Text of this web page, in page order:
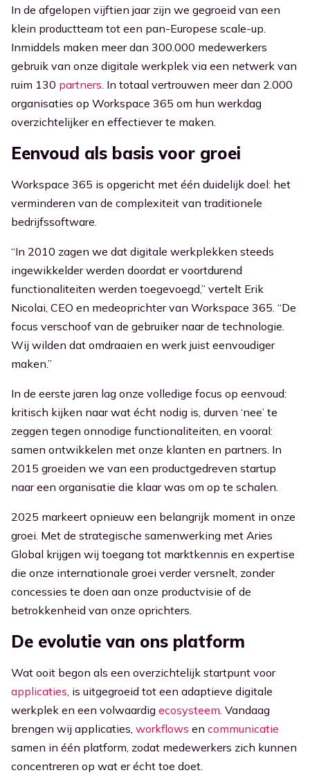
Ga naar Kennisbank
In de afgelopen vijftien jaar zijn we gegroeid van een
klein productteam tot een pan-Europese scale-up.
Inmiddels maken meer dan 300.000 medewerkers
gebruik van onze digitale werkplek via een netwerk van
ruim 130 partners. In totaal vertrouwen meer dan 2.000
organisaties op Workspace 365 om hun werkdag
overzichtelijker en effectiever te maken.
Eenvoud als basis voor groei
Workspace 365 is opgericht met één duidelijk doel: het
verminderen van de complexiteit van traditionele
bedrijfssoftware.
“In 2010 zagen we dat digitale werkplekken steeds
ingewikkelder werden doordat er voortdurend
functionaliteiten werden toegevoegd,” vertelt Erik
Nicolai, CEO en medeoprichter van Workspace 365. “De
focus verschoof van de gebruiker naar de technologie.
Wij wilden dat omdraaien en werk juist eenvoudiger
maken.”
In de eerste jaren lag onze volledige focus op eenvoud:
kritisch kijken naar wat écht nodig is, durven ‘nee’ te
zeggen tegen onnodige functionaliteiten, en vooral:
samen ontwikkelen met onze klanten en partners. In
2015 groeiden we van een productgedreven startup
naar een organisatie die klaar was om op te schalen.
2025 markeert opnieuw een belangrijk moment in onze
groei. Met de strategische samenwerking met Aries
Global krijgen wij toegang tot marktkennis en expertise
die onze internationale groei verder versnelt, zonder
concessies te doen aan onze productvisie of de
betrokkenheid van onze oprichters.
De evolutie van ons platform
Wat ooit begon als een overzichtelijk startpunt voor
applicaties, is uitgegroeid tot een adaptieve digitale
werkplek en een volwaardig ecosysteem. Vandaag
brengen wij applicaties, workflows en communicatie
samen in één platform, zodat medewerkers zich kunnen
concentreren op wat er écht toe doet.